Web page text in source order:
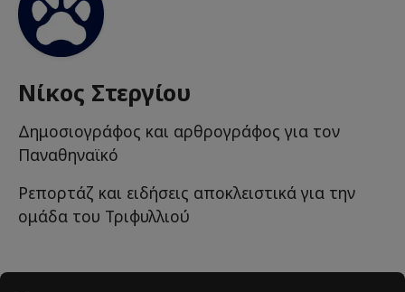
Νίκος Στεργίου
Δημοσιογράφος και αρθρογράφος για τον
Παναθηναϊκό
Ρεπορτάζ και ειδήσεις αποκλειστικά για την
ομάδα του Τριφυλλιού